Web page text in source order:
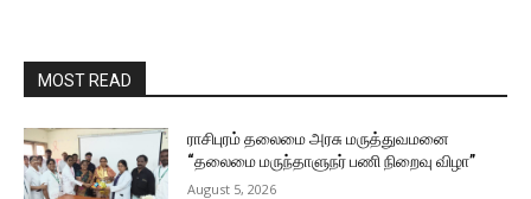
MOST READ
ராசிபுரம் தலைமை அரசு மருத்துவமனை
“தலைமை மருந்தாளுநர் பணி நிறைவு விழா”
August 5, 2026